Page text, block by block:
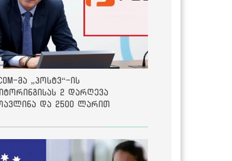
მა „პოსტვ“-ის
2 დარღევა
და 2500 ლარით